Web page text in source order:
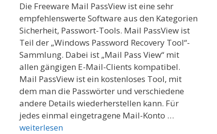
Die Freeware Mail PassView ist eine sehr
empfehlenswerte Software aus den Kategorien
Sicherheit, Passwort-Tools. Mail PassView ist
Teil der „Windows Password Recovery Tool“-
Sammlung. Dabei ist „Mail Pass View“ mit
allen gängigen E-Mail-Clients kompatibel.
Mail PassView ist ein kostenloses Tool, mit
dem man die Passwörter und verschiedene
andere Details wiederherstellen kann. Für
jedes einmal eingetragene Mail-Konto …
weiterlesen